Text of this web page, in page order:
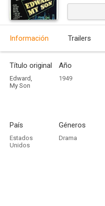
Información Trailers
Título original
Edward,
My Son
Año
1949
País
Estados
Unidos
Géneros
Drama